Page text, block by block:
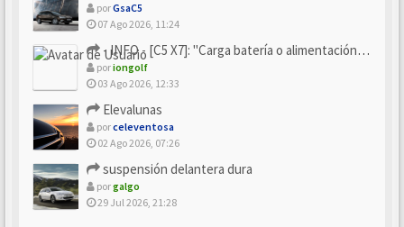
porGsaC5
07 Ago 2026, 11:24
- INFO - [C5 X7]: "Carga batería o alimentación eléctri...
poriongolf
03 Ago 2026, 12:33
Elevalunas
porceleventosa
02 Ago 2026, 07:26
suspensión delantera dura
porgalgo
29 Jul 2026, 21:28